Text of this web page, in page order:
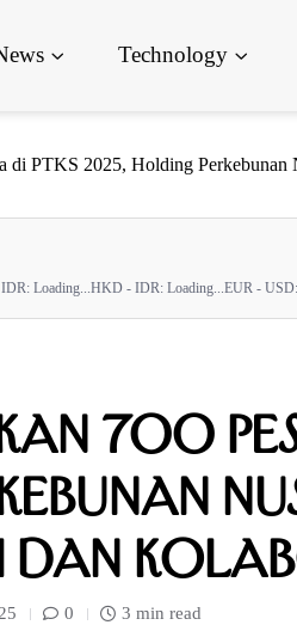
Technology
di PTKS 2025, Holding Perkebunan
Loading...HKD - IDR: Loading...EUR - USD:
700
dan
0 3 min read